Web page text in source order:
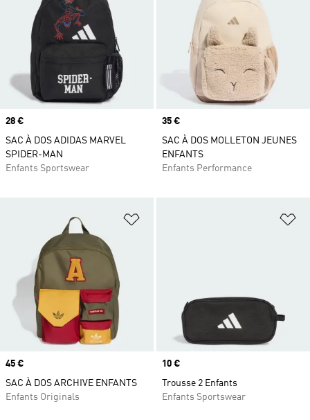
Prix
28 €
SAC À DOS ADIDAS MARVEL
SPIDER-MAN
Enfants Sportswear
Prix
35 €
SAC À DOS MOLLETON JEUNES
ENFANTS
Enfants Performance
Ajouter à la Liste de produits
Prix
45 €
SAC À DOS ARCHIVE ENFANTS
Enfants Originals
Prix
10 €
Trousse 2 Enfants
Enfants Sportswear